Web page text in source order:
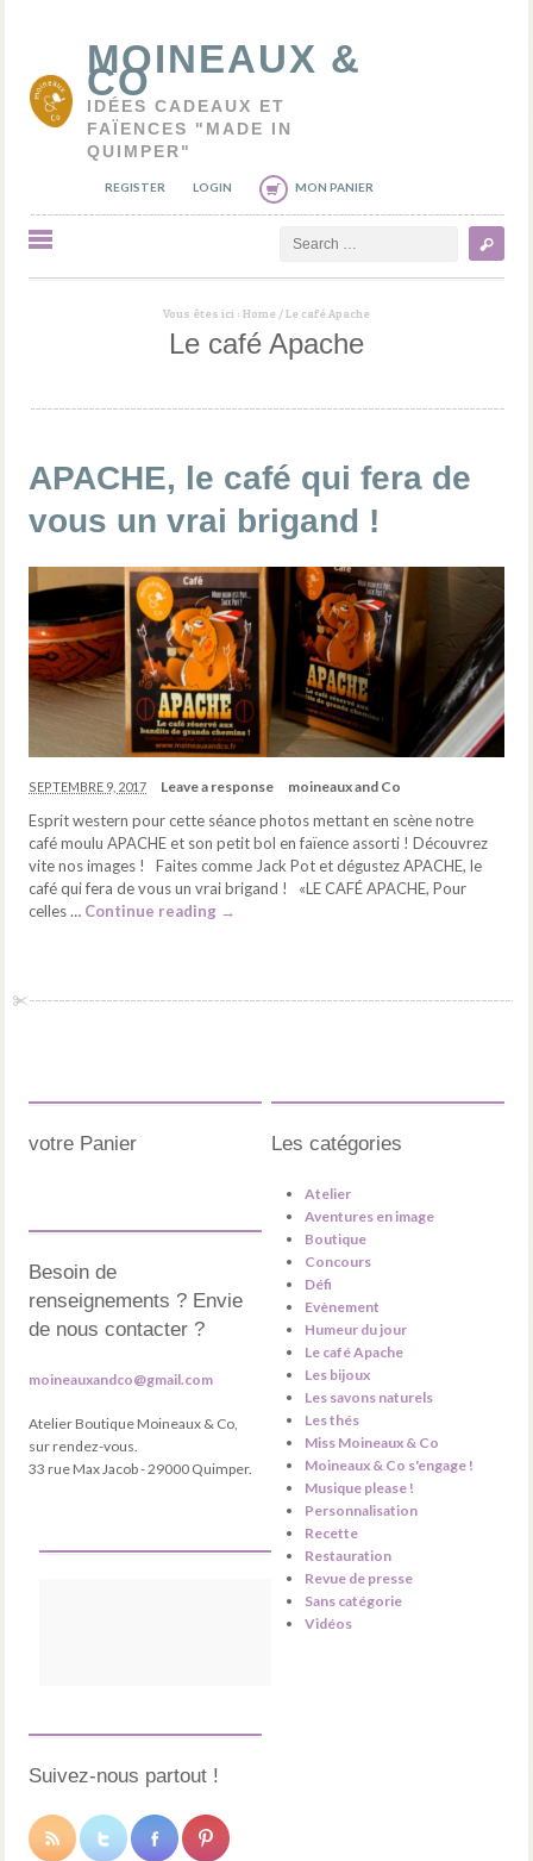
MOINEAUX &
CO
IDÉES CADEAUX ET
FAÏENCES "MADE IN
QUIMPER"
REGISTER LOGIN MON PANIER
Vous êtes ici : Home /Le café Apache
Le café Apache
APACHE, le café qui fera de
vous un vrai brigand !
SEPTEMBRE 9, 2017 Leave a response moineaux and Co
Esprit western pour cette séance photos mettant en scène notre
café moulu APACHE et son petit bol en faïence assorti ! Découvrez
vite nos images ! Faites comme Jack Pot et dégustez APACHE, le
café qui fera de vous un vrai brigand ! «LE CAFÉ APACHE, Pour
celles … Continue reading →
votre Panier Les catégories
Atelier
Aventures en image
Boutique
Concours
Défi
Evènement
Humeur du jour
Le café Apache
Les bijoux
Les savons naturels
Les thés
Miss Moineaux & Co
Moineaux & Co s'engage !
Musique please !
Personnalisation
Recette
Restauration
Revue de presse
Sans catégorie
Vidéos
Besoin de
renseignements ? Envie
de nous contacter ?
moineauxandco@gmail.com
Atelier Boutique Moineaux & Co,
sur rendez-vous.
33 rue Max Jacob - 29000 Quimper.
Suivez-nous partout !